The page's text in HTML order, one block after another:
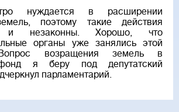
нуждается в расширении
поэтому такие действия
и незаконны. Хорошо, что
органы уже занялись этой
возращения земель в
я беру под депутатский
парламентарий.